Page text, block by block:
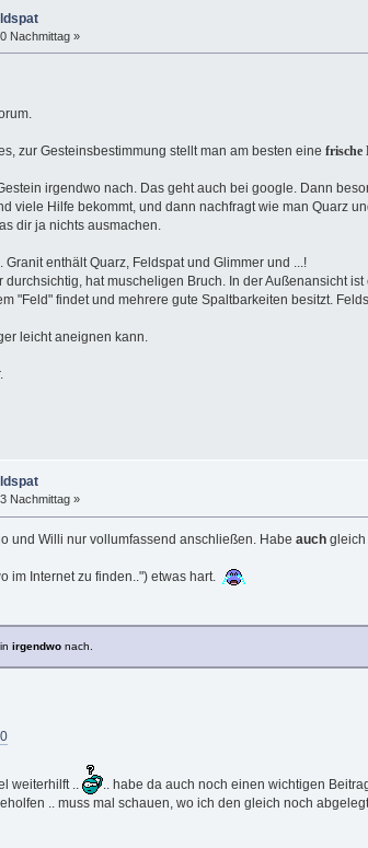
Nachmittag »
zur Gesteinsbestimmung stellt man am besten eine frische
irgendwo nach. Das geht auch bei google. Dann
viele Hilfe bekommt, und dann nachfragt wie man Quarz
dir ja nichts ausmachen.
enthält Quarz, Feldspat und Glimmer und ...!
hat muscheligen Bruch. In der Außenansicht
"Feld" findet und mehrere gute Spaltbarkeiten besitzt.
leicht aneignen kann.
Nachmittag »
und Willi nur vollumfassend anschließen. Habe auchgleich
im Internet zu finden..") etwas hart.
irgendwonach.
weiterhilft ..
.. habe da auch noch einen wichtigen
.. muss mal schauen, wo ich den gleich noch